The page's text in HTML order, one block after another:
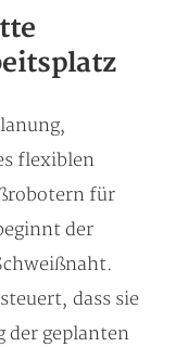
flexiblen
für
der
dass sie
der geplanten